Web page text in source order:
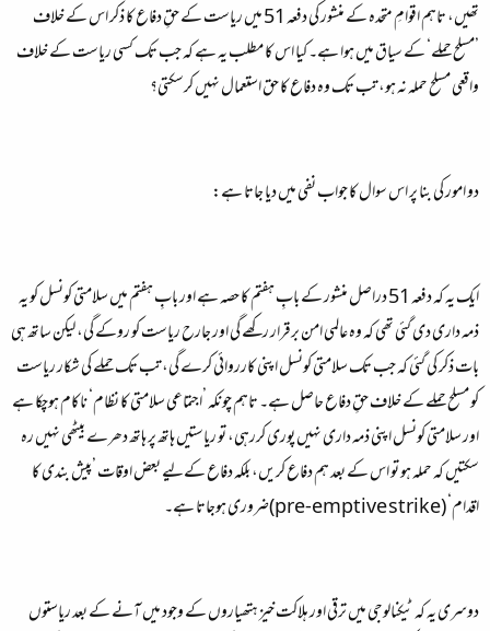
تھیں، تاہم اقوامِ متحدہ کے منشور کی دفعہ 51 میں ریاست کے حقِ دفاع کا ذکر اس کے خلاف
’مسلح حملے‘ کے سیاق میں ہوا ہے۔ کیا اس کا مطلب یہ ہے کہ جب تک کسی ریاست کے خلاف
واقعی مسلح حملہ نہ ہو، تب تک وہ دفاع کا حق استعمال نہیں کرسکتی؟
دو امور کی بنا پر اس سوال کا جواب نفی میں دیا جاتا ہے:
ایک یہ کہ دفعہ 51 دراصل منشور کے بابِ ہفتم کا حصہ ہے اور بابِ ہفتم میں سلامتی کونسل کو یہ
ذمہ داری دی گئی تھی کہ وہ عالمی امن برقرار رکھے گی اور جارح ریاست کو روکے گی، لیکن ساتھ ہی
بات ذکر کی گئی کہ جب تک سلامتی کونسل اپنی کارروائی کرے گی، تب تک حملے کی شکار ریاست
کو مسلح حملے کے خلاف حقِ دفاع حاصل ہے۔ تاہم چونکہ ’اجتماعی سلامتی کا نظام‘ ناکام ہوچکا ہے
اور سلامتی کونسل اپنی ذمہ داری نہیں پوری کررہی، تو ریاستیں ہاتھ پر ہاتھ دھرے بیٹھی نہیں رہ
سکتیں کہ حملہ ہو تو اس کے بعد ہم دفاع کریں، بلکہ دفاع کےلیے بعض اوقات ’پیش بندی کا
اقدام‘ (pre-emptive strike)ضروری ہوجاتا ہے۔
دوسری یہ کہ ٹیکنالوجی میں ترقی اور ہلاکت خیز ہتھیاروں کے وجود میں آنے کے بعد ریاستوں